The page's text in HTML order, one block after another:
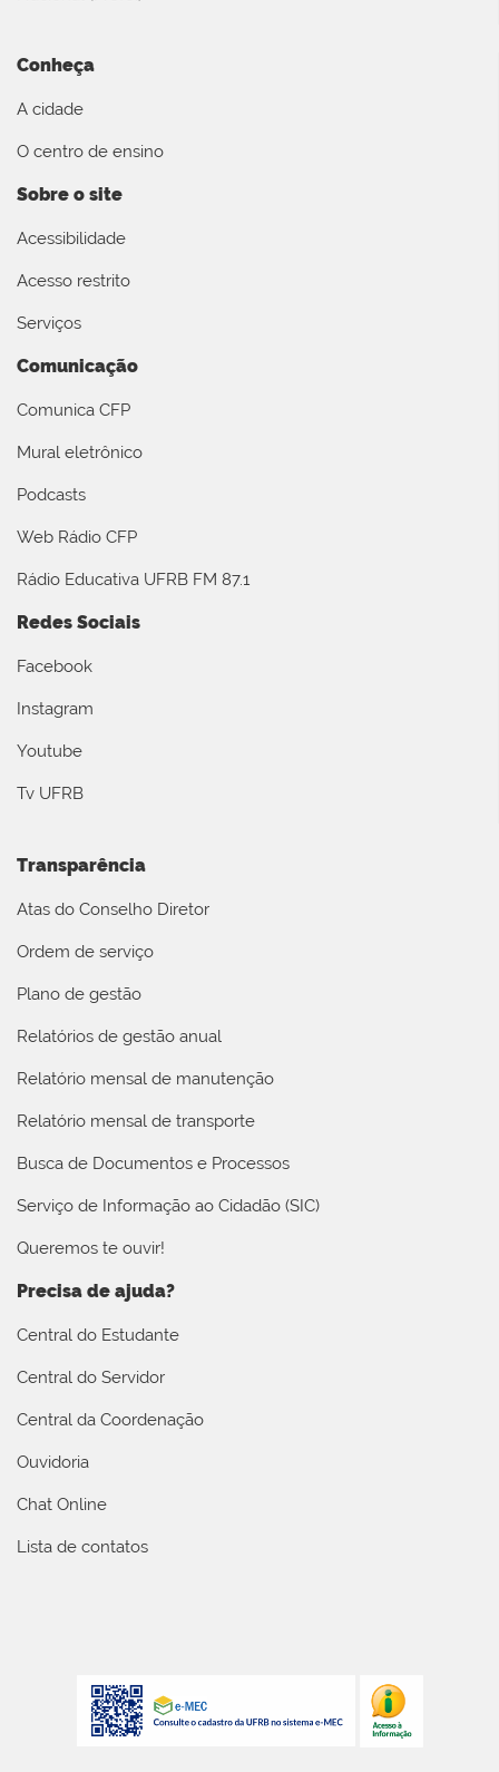
Conheça
A cidade
O centro de ensino
Sobre o site
Acessibilidade
Acesso restrito
Serviços
Comunicação
Comunica CFP
Mural eletrônico
Podcasts
Web Rádio CFP
Rádio Educativa UFRB FM 87.1
Redes Sociais
Facebook
Instagram
Youtube
Tv UFRB
Transparência
Atas do Conselho Diretor
Ordem de serviço
Plano de gestão
Relatórios de gestão anual
Relatório mensal de manutenção
Relatório mensal de transporte
Busca de Documentos e Processos
Serviço de Informação ao Cidadão (SIC)
Queremos te ouvir!
Precisa de ajuda?
Central do Estudante
Central do Servidor
Central da Coordenação
Ouvidoria
Chat Online
Lista de contatos